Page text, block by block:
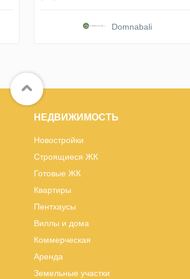
Domnabali
НЕДВИЖИМОСТЬ
Новостройки
Строящиеся ЖК
Готовые ЖК
Квартиры
Пентхаусы
Виллы и дома
Коммерческая
Аренда
Земельные участки